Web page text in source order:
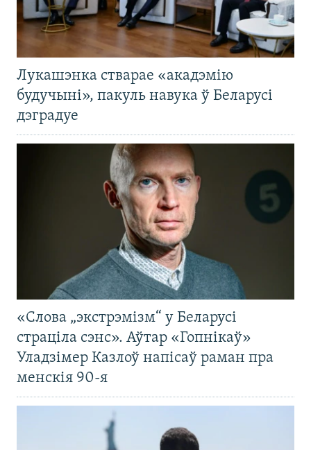
Лукашэнка стварае «акадэмію
будучыні», пакуль навука ў Беларусі
дэградуе
«Слова „экстрэмізм“ у Беларусі
страціла сэнс». Аўтар «Гопнікаў»
Уладзімер Казлоў напісаў раман пра
менскія 90-я